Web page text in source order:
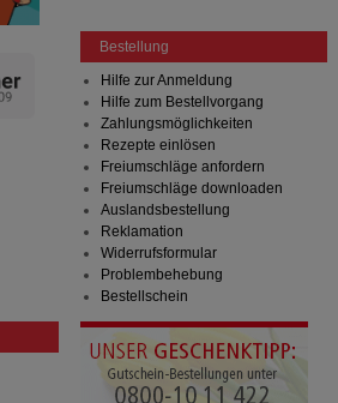
Bestellung
Hilfe zur Anmeldung
Hilfe zum Bestellvorgang
Zahlungsmöglichkeiten
Rezepte einlösen
Freiumschläge anfordern
Freiumschläge downloaden
Auslandsbestellung
Reklamation
Widerrufsformular
Problembehebung
Bestellschein